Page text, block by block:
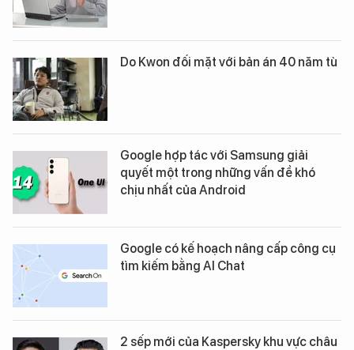
Do Kwon đối mặt với bản án 40 năm tù
Google hợp tác với Samsung giải
quyết một trong những vấn đề khó
chịu nhất của Android
Google có kế hoạch nâng cấp công cụ
tìm kiếm bằng AI Chat
2 sếp mới của Kaspersky khu vực châu